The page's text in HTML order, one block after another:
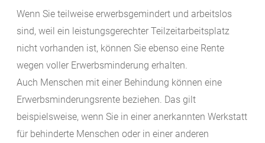
Wenn Sie teilweise erwerbsgemindert und arbeitslos
sind, weil ein leistungsgerechter Teilzeitarbeitsplatz
nicht vorhanden ist, können Sie ebenso eine Rente
wegen voller Erwerbsminderung erhalten.
Auch Menschen mit einer Behindung können eine
Erwerbsminderungsrente beziehen. Das gilt
beispielsweise, wenn Sie in einer anerkannten Werkstatt
für behinderte Menschen oder in einer anderen